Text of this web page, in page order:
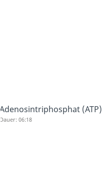
Adenosintriphosphat (ATP)
Dauer: 06:18